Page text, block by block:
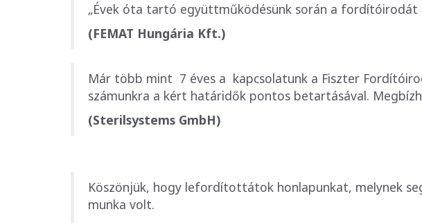
„Évek óta tartó együttműködésünk során a
(FEMAT Hungária Kft.)
Már több mint 7 éves a kapcsolatunk a Fiszter
számunkra a kért határidők pontos betartásával.
(Sterilsystems GmbH)
Köszönjük, hogy lefordítottátok honlapunkat, melynek
munka volt.